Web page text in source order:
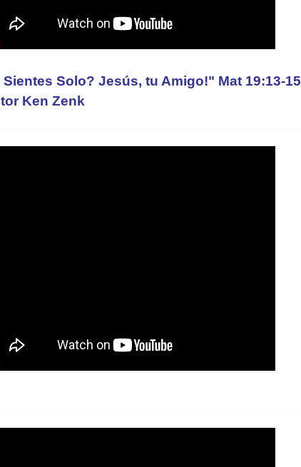
Sientes Solo? Jesús, tu Amigo!" Mat 19:13-15
Ken Zenk